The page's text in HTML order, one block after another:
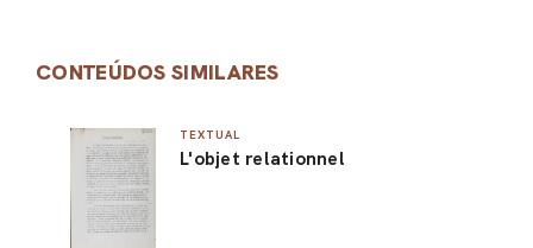
CONTEÚDOS SIMILARES
TEXTUAL
L'objet relationnel